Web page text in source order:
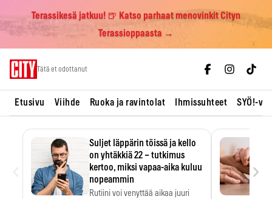
Terassikesä jatkuu! 🍺 Katso parhaat menovinkit Cityn
Terassioppaasta →
Tätä et odottanut
Etusivu Viihde Ruoka ja ravintolat Ihmissuhteet SYÖ!-
Suljet läppärin töissä ja kello
on yhtäkkiä 22 – tutkimus
kertoo, miksi vapaa-aika kuluu
nopeammin
Rutiini voi venyttää aikaa juuri
›